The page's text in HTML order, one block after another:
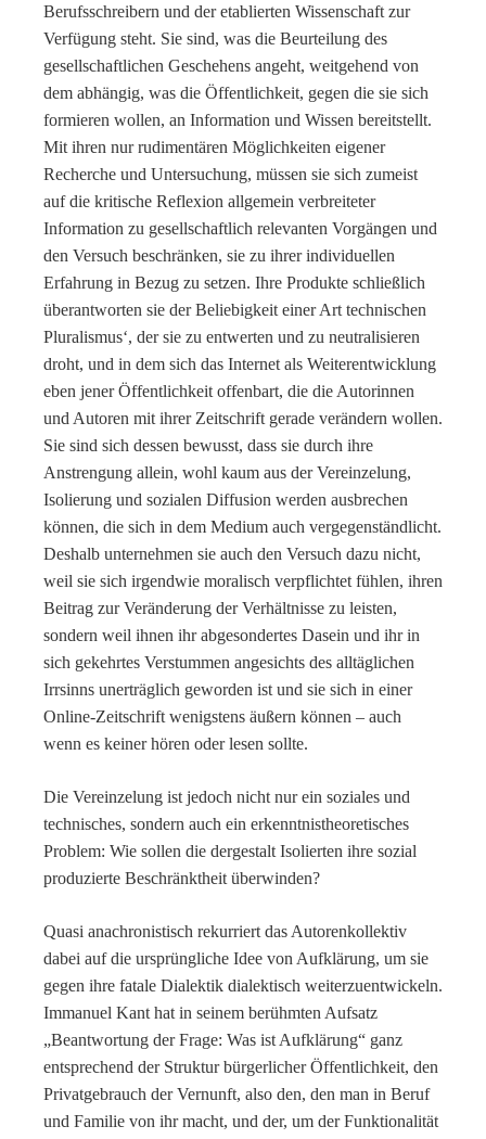
Berufsschreibern und der etablierten Wissenschaft zur
Verfügung steht. Sie sind, was die Beurteilung des
gesellschaftlichen Geschehens angeht, weitgehend von
dem abhängig, was die Öffentlichkeit, gegen die sie sich
formieren wollen, an Information und Wissen bereitstellt.
Mit ihren nur rudimentären Möglichkeiten eigener
Recherche und Untersuchung, müssen sie sich zumeist
auf die kritische Reflexion allgemein verbreiteter
Information zu gesellschaftlich relevanten Vorgängen und
den Versuch beschränken, sie zu ihrer individuellen
Erfahrung in Bezug zu setzen. Ihre Produkte schließlich
überantworten sie der Beliebigkeit einer Art technischen
Pluralismus‘, der sie zu entwerten und zu neutralisieren
droht, und in dem sich das Internet als Weiterentwicklung
eben jener Öffentlichkeit offenbart, die die Autorinnen
und Autoren mit ihrer Zeitschrift gerade verändern wollen.
Sie sind sich dessen bewusst, dass sie durch ihre
Anstrengung allein, wohl kaum aus der Vereinzelung,
Isolierung und sozialen Diffusion werden ausbrechen
können, die sich in dem Medium auch vergegenständlicht.
Deshalb unternehmen sie auch den Versuch dazu nicht,
weil sie sich irgendwie moralisch verpflichtet fühlen, ihren
Beitrag zur Veränderung der Verhältnisse zu leisten,
sondern weil ihnen ihr abgesondertes Dasein und ihr in
sich gekehrtes Verstummen angesichts des alltäglichen
Irrsinns unerträglich geworden ist und sie sich in einer
Online-Zeitschrift wenigstens äußern können – auch
wenn es keiner hören oder lesen sollte.
Die Vereinzelung ist jedoch nicht nur ein soziales und
technisches, sondern auch ein erkenntnistheoretisches
Problem: Wie sollen die dergestalt Isolierten ihre sozial
produzierte Beschränktheit überwinden?
Quasi anachronistisch rekurriert das Autorenkollektiv
dabei auf die ursprüngliche Idee von Aufklärung, um sie
gegen ihre fatale Dialektik dialektisch weiterzuentwickeln.
Immanuel Kant hat in seinem berühmten Aufsatz
„Beantwortung der Frage: Was ist Aufklärung“ ganz
entsprechend der Struktur bürgerlicher Öffentlichkeit, den
Privatgebrauch der Vernunft, also den, den man in Beruf
und Familie von ihr macht, und der, um der Funktionalität